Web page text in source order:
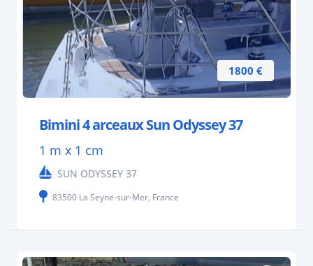
1800 €
Bimini 4 arceaux Sun Odyssey 37
1 m x 1 cm
SUN ODYSSEY 37
83500 La Seyne-sur-Mer, France